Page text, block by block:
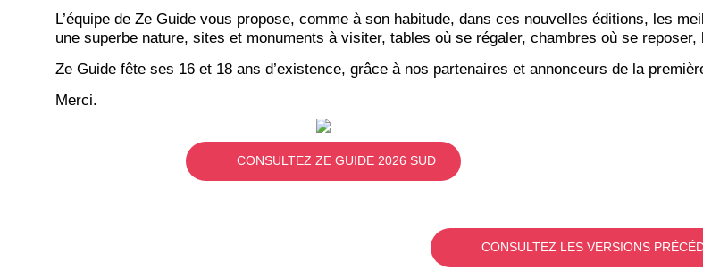
L’équipe de Ze Guide vous propose, comme à son habitude, dans ces nouvelles éditions, les
une superbe nature, sites et monuments à visiter, tables où se régaler, chambres où se
Ze Guide fête ses 16 et 18 ans d’existence, grâce à nos partenaires et annonceurs de la
Merci.
CONSULTEZ ZE GUIDE 2026 SUD
CONSULTEZ LES VERSIONS